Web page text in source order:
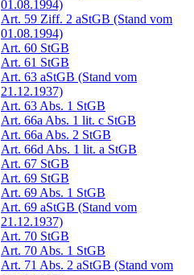
01.08.1994)
Art. 59 Ziff. 2 aStGB (Stand vom
01.08.1994)
Art. 60 StGB
Art. 61 StGB
Art. 63 aStGB (Stand vom
21.12.1937)
Art. 63 Abs. 1 StGB
Art. 66a Abs. 1 lit. c StGB
Art. 66a Abs. 2 StGB
Art. 66d Abs. 1 lit. a StGB
Art. 67 StGB
Art. 69 StGB
Art. 69 Abs. 1 StGB
Art. 69 aStGB (Stand vom
21.12.1937)
Art. 70 StGB
Art. 70 Abs. 1 StGB
Art. 71 Abs. 2 aStGB (Stand vom